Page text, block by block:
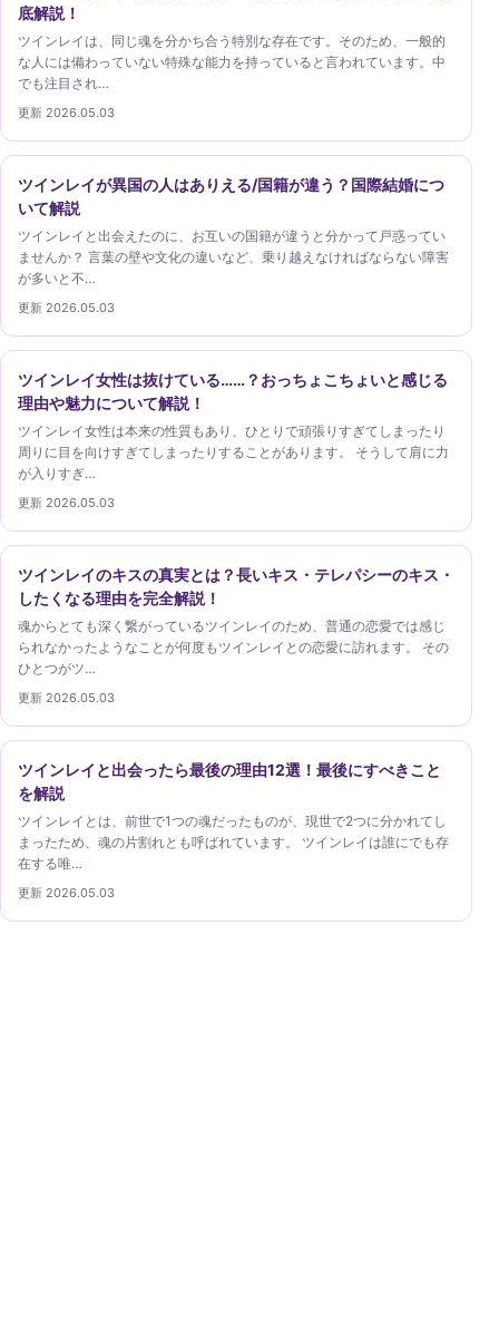
底解説！
ツインレイは、同じ魂を分かち合う特別な存在です。そのため、一般的
な人には備わっていない特殊な能力を持っていると言われています。中
でも注目され…
更新 2026.05.03
ツインレイが異国の人はありえる/国籍が違う？国際結婚につ
いて解説
ツインレイと出会えたのに、お互いの国籍が違うと分かって戸惑ってい
ませんか？ 言葉の壁や文化の違いなど、乗り越えなければならない障害
が多いと不…
更新 2026.05.03
ツインレイ女性は抜けている……？おっちょこちょいと感じる
理由や魅力について解説！
ツインレイ女性は本来の性質もあり、ひとりで頑張りすぎてしまったり
周りに目を向けすぎてしまったりすることがあります。 そうして肩に力
が入りすぎ…
更新 2026.05.03
ツインレイのキスの真実とは？長いキス・テレパシーのキス・
したくなる理由を完全解説！
魂からとても深く繋がっているツインレイのため、普通の恋愛では感じ
られなかったようなことが何度もツインレイとの恋愛に訪れます。 その
ひとつがツ…
更新 2026.05.03
ツインレイと出会ったら最後の理由12選！最後にすべきこと
を解説
ツインレイとは、前世で1つの魂だったものが、現世で2つに分かれてし
まったため、魂の片割れとも呼ばれています。 ツインレイは誰にでも存
在する唯…
更新 2026.05.03